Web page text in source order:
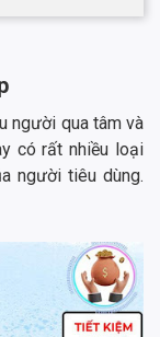
người qua tâm và
có rất nhiều loại
người tiêu dùng.